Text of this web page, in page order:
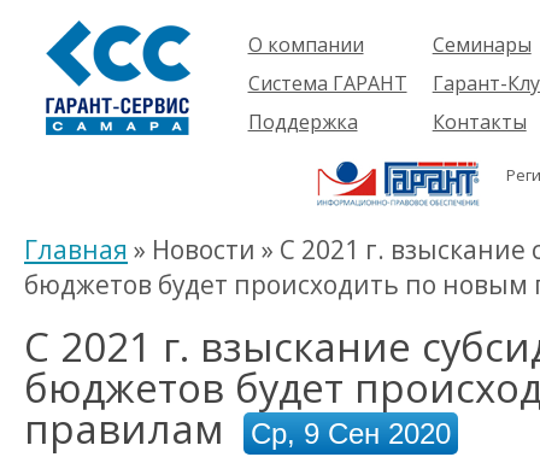
О компании
Компания
Проекты
Партнеры
Вакансии
Реквизиты
Информация
Система ГАРАНТ
О системе
решения
Комплекты
Новинки
История
Поддержка
Пользователям
Будущим
пользователям
Семинары
Об услуге
семинары
Гарант-
Контакты
Главная » Новости » С 2021 г.
бюджетов будет происходить по
С 2021 г. взыскание
бюджетов будет
правилам Ср, 9 Сен 2020